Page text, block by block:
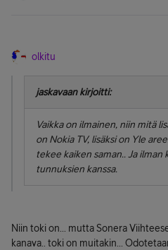
olkitu
jaskavaan kirjoitti:
Vaikka on ilmainen, niin mitä
on Nokia TV, lisäksi on Yle
tekee kaiken saman.. Ja ilman
tunnuksien kanssa.
Niin toki on... mutta Sonera
kanava.. toki on muitakin...